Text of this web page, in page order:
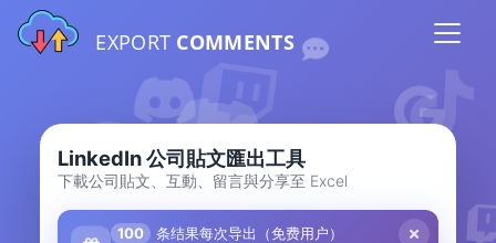
EXPORT COMMENTS
LinkedIn 公司貼文匯出工具
下載公司貼文、互動、留言與分享至 Excel
100 条结果每次导出（免费用户）